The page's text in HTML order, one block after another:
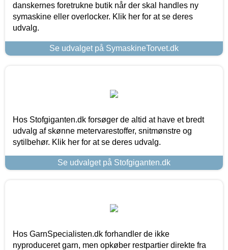
danskernes foretrukne butik når der skal handles ny
symaskine eller overlocker. Klik her for at se deres
udvalg.
Se udvalget på SymaskineTorvet.dk
Hos Stofgiganten.dk forsøger de altid at have et bredt
udvalg af skønne metervarestoffer, snitmønstre og
sytilbehør. Klik her for at se deres udvalg.
Se udvalget på Stofgiganten.dk
Hos GarnSpecialisten.dk forhandler de ikke
nyproduceret garn, men opkøber restpartier direkte fra